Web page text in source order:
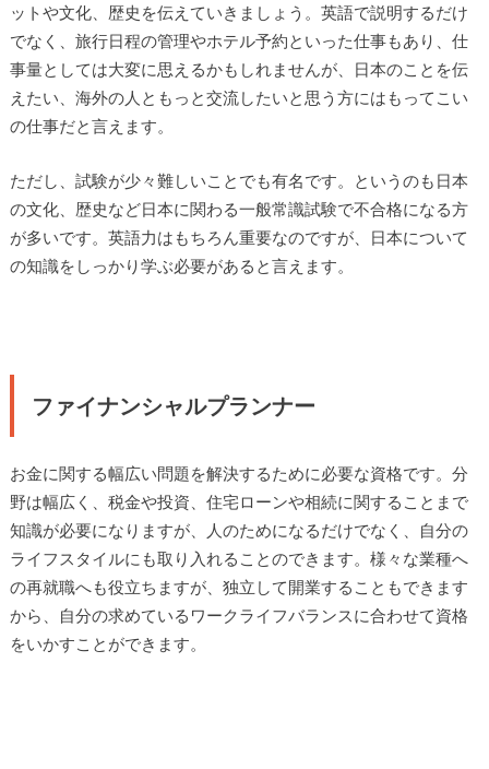
ットや文化、歴史を伝えていきましょう。英語で説明するだけ
でなく、旅行日程の管理やホテル予約といった仕事もあり、仕
事量としては大変に思えるかもしれませんが、日本のことを伝
えたい、海外の人ともっと交流したいと思う方にはもってこい
の仕事だと言えます。
ただし、試験が少々難しいことでも有名です。というのも日本
の文化、歴史など日本に関わる一般常識試験で不合格になる方
が多いです。英語力はもちろん重要なのですが、日本について
の知識をしっかり学ぶ必要があると言えます。
ファイナンシャルプランナー
お金に関する幅広い問題を解決するために必要な資格です。分
野は幅広く、税金や投資、住宅ローンや相続に関することまで
知識が必要になりますが、人のためになるだけでなく、自分の
ライフスタイルにも取り入れることのできます。様々な業種へ
の再就職へも役立ちますが、独立して開業することもできます
から、自分の求めているワークライフバランスに合わせて資格
をいかすことができます。